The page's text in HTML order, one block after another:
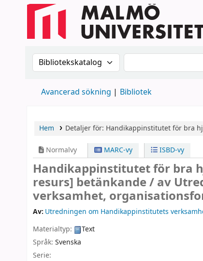
Sök i katalogen efter:Sök i katalogen
Avancerad sökning Bibliotek
Hem Detaljer för: Handikappinstitutet för bra
Normalvy MARC-vy ISBD-vy
Handikappinstitutet för bra
resurs] betänkande /av
verksamhet,
Av: Utredningen om Handikappinstitutets
Materialtyp:
Text
Språk: Svenska
Serie: